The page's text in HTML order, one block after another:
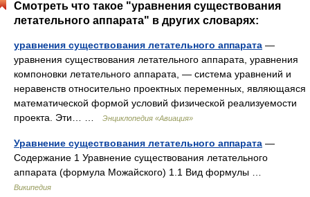
Смотреть что такое "уравнения существования
летательного аппарата" в других словарях:
уравнения существования летательного аппарата —
уравнения существования летательного аппарата, уравнения
компоновки летательного аппарата, — система уравнений и
неравенств относительно проектных переменных, являющаяся
математической формой условий физической реализуемости
проекта. Эти… …
Энциклопедия «Авиация»
Уравнение существования летательного аппарата —
Содержание 1 Уравнение существования летательного
аппарата (формула Можайского) 1.1 Вид формулы …
Википедия